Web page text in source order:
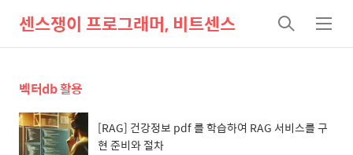
센스쟁이 프로그래머, 비트센스
검
색
메
뉴
벡터db 활용
[RAG] 건강정보 pdf 를 학습하여 RAG 서비스를 구
현 준비와 절차